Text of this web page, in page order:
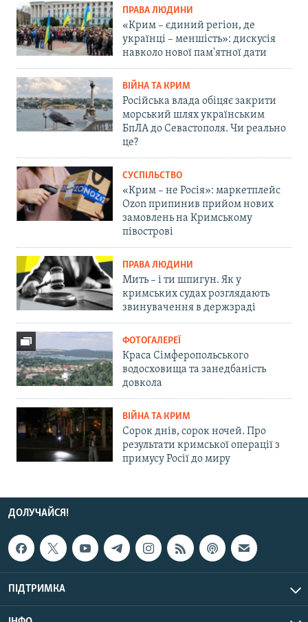
ПРАВА ЛЮДИНИ
«Крим – єдиний регіон, де
українці – меншість»: дискусія
навколо нової пам'ятної дати
ВІЙНА ТА КРИМ
Російська влада обіцяє закрити
морський шлях українським
БпЛА до Севастополя. Чи реально
це?
СУСПІЛЬСТВО
«Крим – не Росія»: маркетплейс
Ozon припинив прийом нових
замовлень на Кримському
півострові
ПРАВА ЛЮДИНИ
Мить – і ти шпигун. Як у
кримських судах розглядають
звинувачення в держзраді
ФОТОГАЛЕРЕЇ
Краса Сімферопольського
водосховища та занедбаність
довкола
ВІЙНА ТА КРИМ
Сорок днів, сорок ночей. Про
результати кримської операції з
примусу Росії до миру
ДОЛУЧАЙСЯ!
ПІДТРИМКА